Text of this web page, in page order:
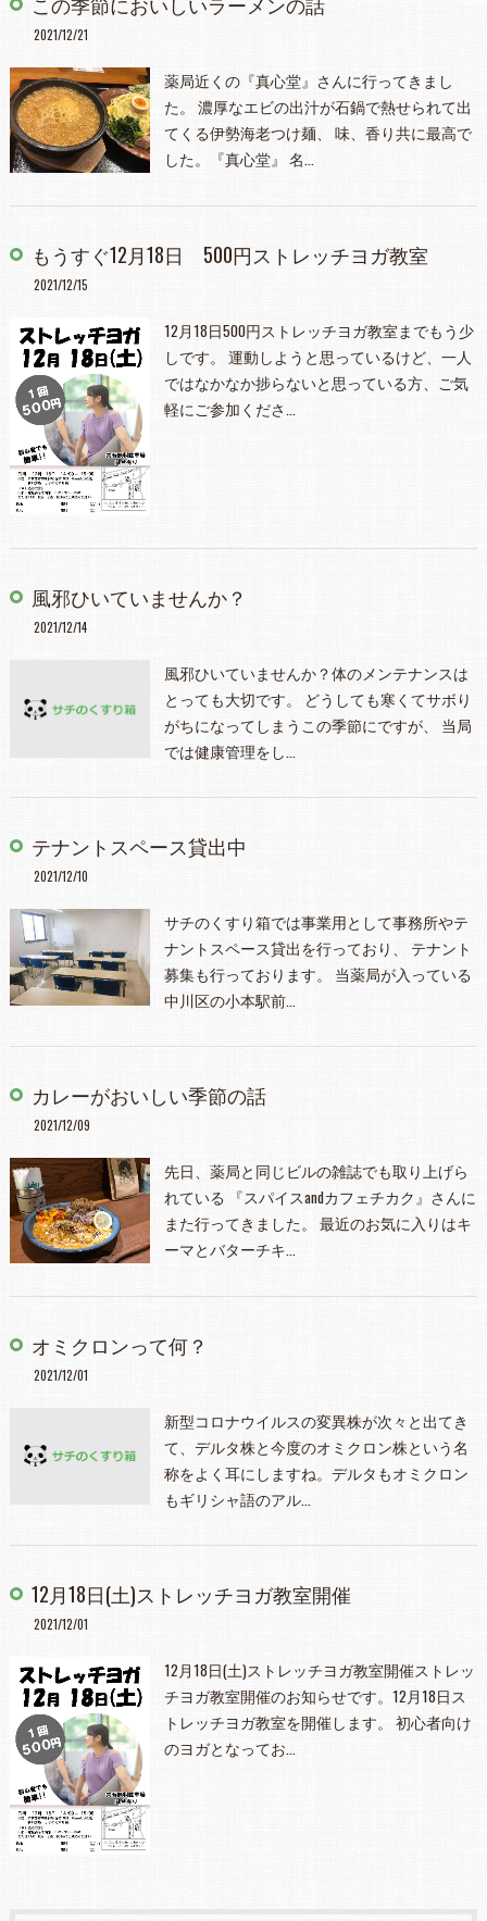
2021/12/21
薬局近くの『真心堂』さんに行ってきまし
た。 濃厚なエビの出汁が石鍋で熱せられて出
てくる伊勢海老つけ麺、 味、香り共に最高で
した。『真心堂』 名…
もうすぐ12月18日 500円ストレッチヨガ教室
2021/12/15
12月18日500円ストレッチヨガ教室までもう少
しです。 運動しようと思っているけど、一人
ではなかなか捗らないと思っている方、ご気
軽にご参加くださ…
風邪ひいていませんか？
2021/12/14
風邪ひいていませんか？体のメンテナンスは
とっても大切です。 どうしても寒くてサボり
がちになってしまうこの季節にですが、 当局
では健康管理をし…
テナントスペース貸出中
2021/12/10
サチのくすり箱では事業用として事務所やテ
ナントスペース貸出を行っており、 テナント
募集も行っております。 当薬局が入っている
中川区の小本駅前…
カレーがおいしい季節の話
2021/12/09
先日、薬局と同じビルの雑誌でも取り上げら
れている 『スパイスandカフェチカク』さんに
また行ってきました。 最近のお気に入りはキ
ーマとバターチキ…
オミクロンって何？
2021/12/01
新型コロナウイルスの変異株が次々と出てき
て、デルタ株と今度のオミクロン株という名
称をよく耳にしますね。デルタもオミクロン
もギリシャ語のアル…
12月18日(土)ストレッチヨガ教室開催
2021/12/01
12月18日(土)ストレッチヨガ教室開催ストレッ
チヨガ教室開催のお知らせです。12月18日ス
トレッチヨガ教室を開催します。 初心者向け
のヨガとなってお…